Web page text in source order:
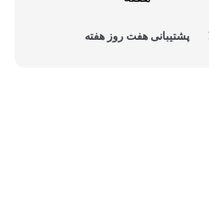
پشتیبانی هفت روز هفته